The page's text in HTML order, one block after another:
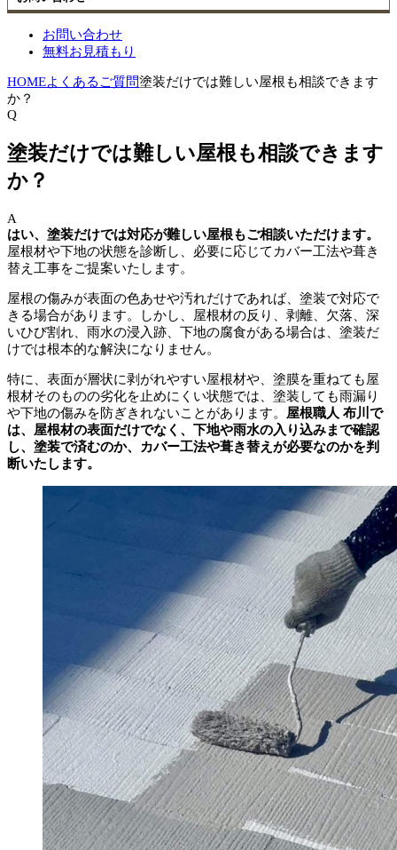
お問い合わせ
無料お見積もり
HOMEよくあるご質問塗装だけでは難しい屋根も相談できます
か？
Q
塗装だけでは難しい屋根も相談できます
か？
A
はい、塗装だけでは対応が難しい屋根もご相談いただけます。
屋根材や下地の状態を診断し、必要に応じてカバー工法や葺き
替え工事をご提案いたします。
屋根の傷みが表面の色あせや汚れだけであれば、塗装で対応で
きる場合があります。しかし、屋根材の反り、剥離、欠落、深
いひび割れ、雨水の浸入跡、下地の腐食がある場合は、塗装だ
けでは根本的な解決になりません。
特に、表面が層状に剥がれやすい屋根材や、塗膜を重ねても屋
根材そのものの劣化を止めにくい状態では、塗装しても雨漏り
や下地の傷みを防ぎきれないことがあります。 屋根職人 布川で
は、屋根材の表面だけでなく、下地や雨水の入り込みまで確認
し、塗装で済むのか、カバー工法や葺き替えが必要なのかを判
断いたします。